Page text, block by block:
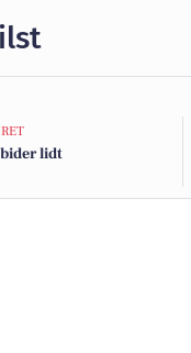
lidt